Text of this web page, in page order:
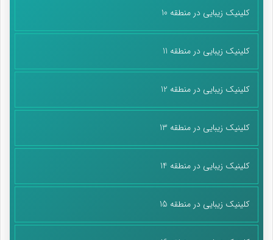
کلینیک زیبایی در منطقه 10
کلینیک زیبایی در منطقه 11
کلینیک زیبایی در منطقه 12
کلینیک زیبایی در منطقه 13
کلینیک زیبایی در منطقه 14
کلینیک زیبایی در منطقه 15